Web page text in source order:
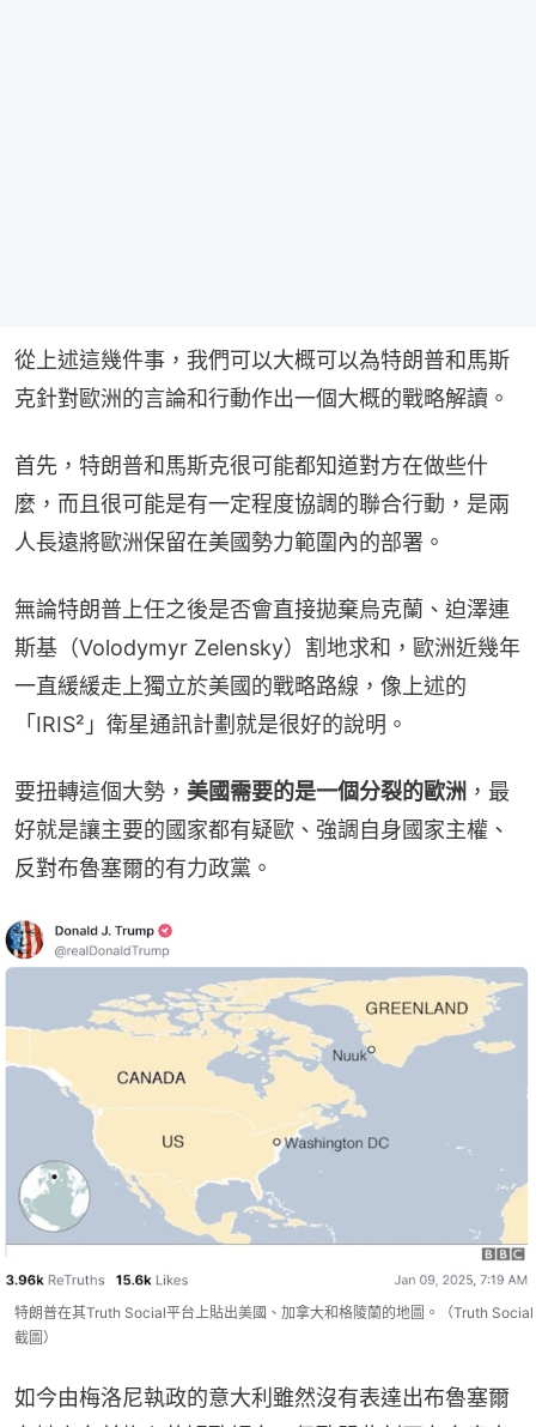
從上述這幾件事，我們可以大概可以為特朗普和馬斯
克針對歐洲的言論和行動作出一個大概的戰略解讀。
首先，特朗普和馬斯克很可能都知道對方在做些什
麼，而且很可能是有一定程度協調的聯合行動，是兩
人長遠將歐洲保留在美國勢力範圍內的部署。
無論特朗普上任之後是否會直接拋棄烏克蘭、迫澤連
斯基（Volodymyr Zelensky）割地求和，歐洲近幾年
一直緩緩走上獨立於美國的戰略路線，像上述的
「IRIS²」衛星通訊計劃就是很好的說明。
要扭轉這個大勢， 美國需要的是一個分裂的歐洲 ，最
好就是讓主要的國家都有疑歐、強調自身國家主權、
反對布魯塞爾的有力政黨。
特朗普在其Truth Social平台上貼出美國、加拿大和格陵蘭的地圖。（Truth Social
截圖）
如今由梅洛尼執政的意大利雖然沒有表達出布魯塞爾